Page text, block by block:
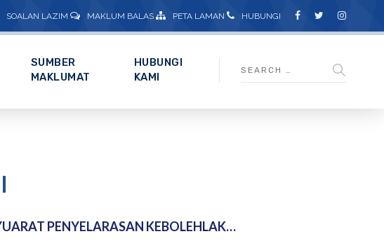
SOALAN LAZIM MAKLUM BALAS PETA LAMAN HUBUNGI
SUMBER
MAKLUMAT
HUBUNGI
KAMI
KEBOLEHLAKSANAAN KAJIAN NATURE-BASED SOLUTION (NBS) – 11 MEI 2026